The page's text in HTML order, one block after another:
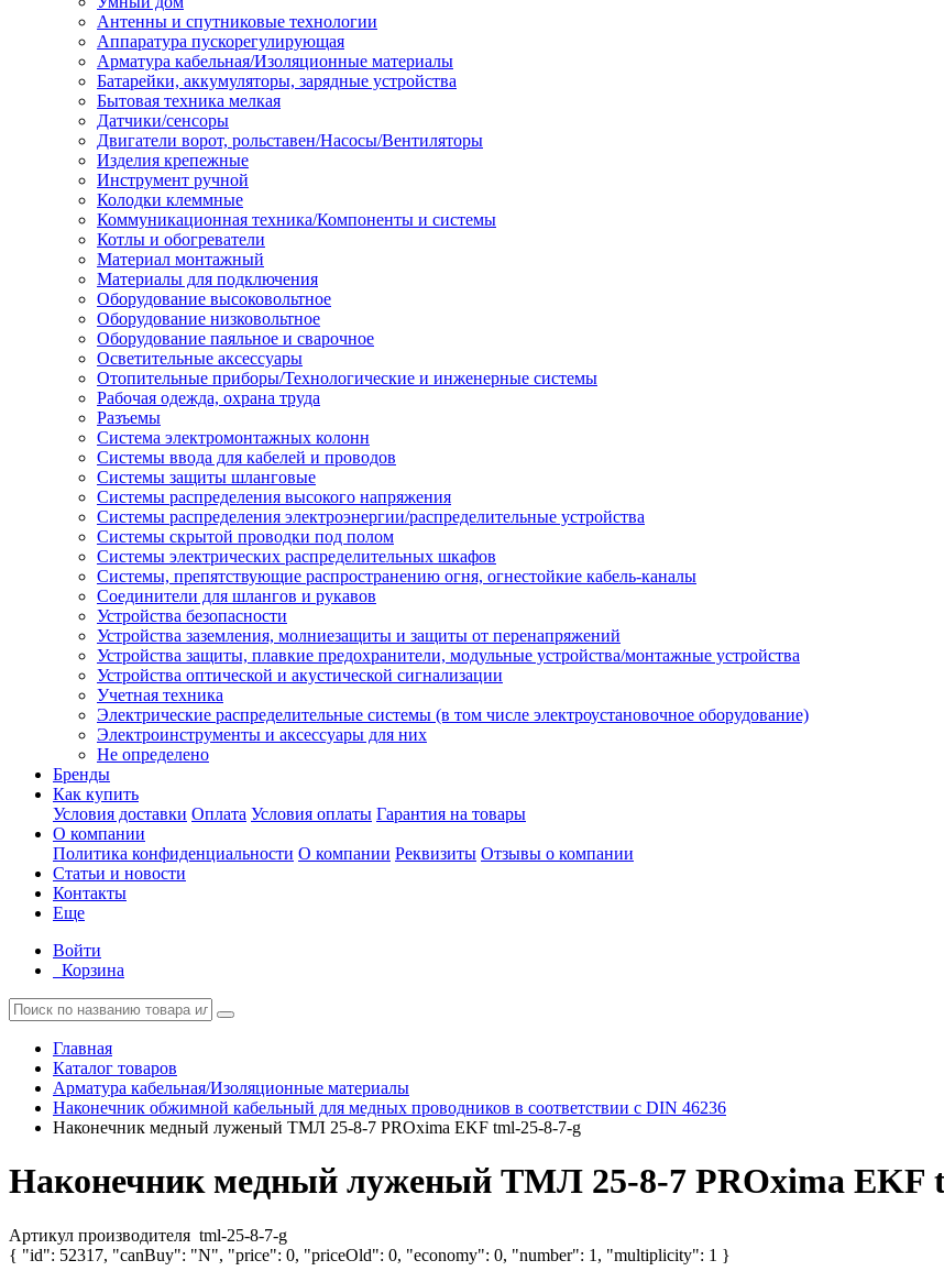
Антенны и спутниковые технологии
Аппаратура пускорегулирующая
Арматура кабельная/Изоляционные материалы
Батарейки, аккумуляторы, зарядные устройства
Бытовая техника мелкая
Датчики/сенсоры
Двигатели ворот, рольставен/Насосы/Вентиляторы
Изделия крепежные
Инструмент ручной
Колодки клеммные
Коммуникационная техника/Компоненты и системы
Котлы и обогреватели
Материал монтажный
Материалы для подключения
Оборудование высоковольтное
Оборудование низковольтное
Оборудование паяльное и сварочное
Осветительные аксессуары
Отопительные приборы/Технологические и инженерные системы
Рабочая одежда, охрана труда
Разъемы
Система электромонтажных колонн
Системы ввода для кабелей и проводов
Системы защиты шланговые
Системы распределения высокого напряжения
Системы распределения электроэнергии/распределительные устройства
Системы скрытой проводки под полом
Системы электрических распределительных шкафов
Системы, препятствующие распространению огня, огнестойкие кабель-каналы
Соединители для шлангов и рукавов
Устройства безопасности
Устройства заземления, молниезащиты и защиты от перенапряжений
Устройства защиты, плавкие предохранители, модульные устройства/монтажные устройства
Устройства оптической и акустической сигнализации
Учетная техника
Электрические распределительные системы (в том числе электроустановочное оборудование)
Электроинструменты и аксессуары для них
Не определено
Бренды
Как купить
Условия доставки Оплата Условия оплаты Гарантия на товары
О компании
Политика конфиденциальности О компании Реквизиты Отзывы о компании
Статьи и новости
Контакты
Еще
Войти
Корзина
Главная
Каталог товаров
Арматура кабельная/Изоляционные материалы
Наконечник обжимной кабельный для медных проводников в соответствии с DIN 46236
Наконечник медный луженый ТМЛ 25-8-7 PROxima EKF tml-25-8-7-g
Наконечник медный луженый ТМЛ 25-8-7 PROxima EKF
Артикул производителя tml-25-8-7-g
{ "id": 52317, "canBuy": "N", "price": 0, "priceOld": 0, "economy": 0, "number": 1, "multiplicity": 1 }